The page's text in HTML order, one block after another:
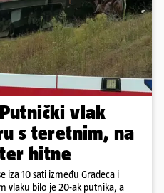
Putnički vlak
s teretnim, na
hitne
iza 10 sati između Gradeca i
vlaku bilo je 20-ak putnika, a